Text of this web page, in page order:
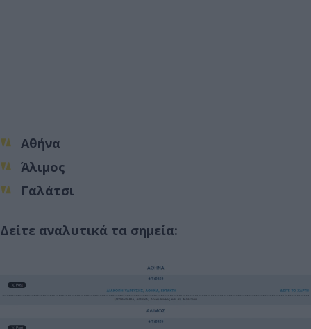
Αθήνα
Άλιμος
Γαλάτσι
Δείτε αναλυτικά τα σημεία: